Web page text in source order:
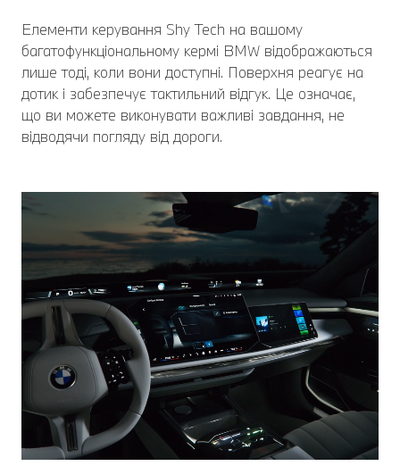
Елементи керування Shy Tech на вашому
багатофункціональному кермі BMW відображаються
лише тоді, коли вони доступні. Поверхня реагує на
дотик і забезпечує тактильний відгук. Це означає,
що ви можете виконувати важливі завдання, не
відводячи погляду від дороги.